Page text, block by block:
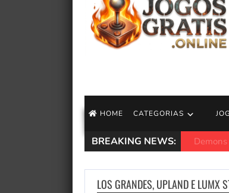
HOME CATEGORIAS
BREAKING NEWS: Asus
LOS GRANDES, UPLAND E LUMX